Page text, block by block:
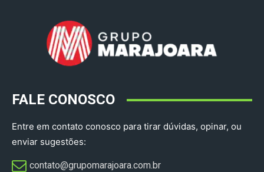
FALE CONOSCO
Entre em contato conosco para tirar dúvidas, opinar, ou
enviar sugestões:
contato@grupomarajoara.com.br